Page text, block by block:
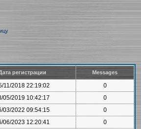
регистрации Messages
11/2018 22:19:02
0
05/2019 10:42:17
0
03/2022 09:54:15
0
06/2023 12:20:41
0